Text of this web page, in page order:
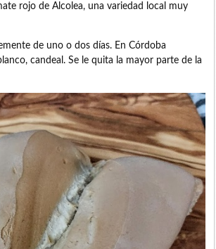
rojo de Alcolea, una variedad local muy
de uno o dos días. En Córdoba
candeal. Se le quita la mayor parte de la